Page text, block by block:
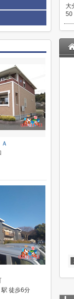
大
50
駅 徒歩6分